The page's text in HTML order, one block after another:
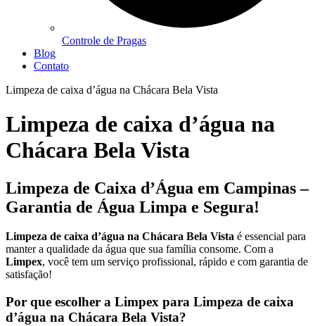
Controle de Pragas
Blog
Contato
Limpeza de caixa d’água na Chácara Bela Vista
Limpeza de caixa d’água na
Chácara Bela Vista
Limpeza de Caixa d’Água em Campinas –
Garantia de Água Limpa e Segura!
Limpeza de caixa d’água na Chácara Bela Vista é essencial para
manter a qualidade da água que sua família consome. Com a
Limpex, você tem um serviço profissional, rápido e com garantia de
satisfação!
Por que escolher a Limpex para Limpeza de caixa
d’água na Chácara Bela Vista?